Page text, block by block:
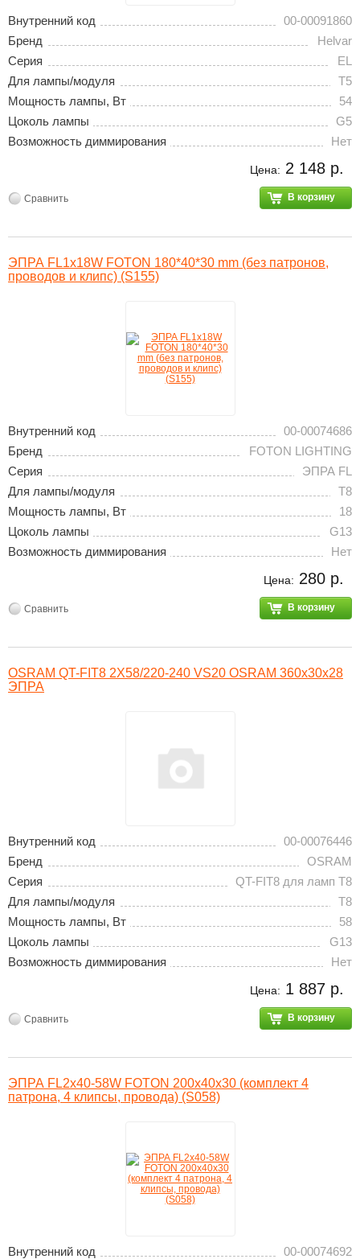
Внутренний код
00-00091860
Бренд
Helvar
Серия
EL
Для лампы/модуля
T5
Мощность лампы, Вт
54
Цоколь лампы
G5
Возможность диммирования
Нет
Цена: 2 148 р.
В корзину
Сравнить
ЭПРА FL1х18W FOTON 180*40*30 mm (без патронов,
проводов и клипс) (S155)
Внутренний код
00-00074686
Бренд
FOTON LIGHTING
Серия
ЭПРА FL
Для лампы/модуля
T8
Мощность лампы, Вт
18
Цоколь лампы
G13
Возможность диммирования
Нет
Цена: 280 р.
В корзину
Сравнить
OSRAM QT-FIT8 2X58/220-240 VS20 OSRAM 360х30х28
ЭПРА
Внутренний код
00-00076446
Бренд
OSRAM
Серия
QT-FIT8 для ламп T8
Для лампы/модуля
T8
Мощность лампы, Вт
58
Цоколь лампы
G13
Возможность диммирования
Нет
Цена: 1 887 р.
В корзину
Сравнить
ЭПРА FL2х40-58W FOTON 200х40х30 (комплект 4
патрона, 4 клипсы, провода) (S058)
Внутренний код
00-00074692